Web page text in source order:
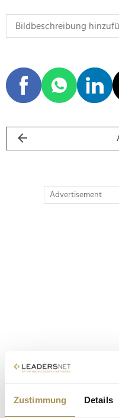
Zustimmung Details
Advertisement